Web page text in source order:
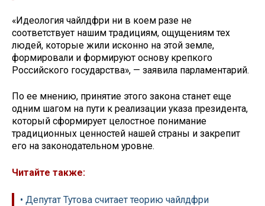
«Идеология чайлдфри ни в коем разе не
соответствует нашим традициям, ощущениям тех
людей, которые жили исконно на этой земле,
формировали и формируют основу крепкого
Российского государства», — заявила парламентарий.
По ее мнению, принятие этого закона станет еще
одним шагом на пути к реализации указа президента,
который сформирует целостное понимание
традиционных ценностей нашей страны и закрепит
его на законодательном уровне.
Читайте также:
• Депутат Тутова считает теорию чайлдфри